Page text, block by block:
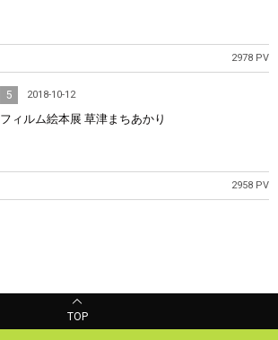
2978 PV
5 2018-10-12
フィルム絵本展 草津まちあかり
2958 PV
TOP